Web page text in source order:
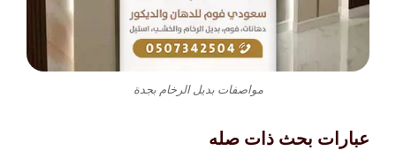
مواصفات بديل الرخام بجدة
عبارات بحث ذات صله